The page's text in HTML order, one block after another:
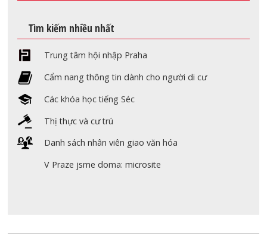
Tìm kiếm nhiều nhất
Trung tâm hội nhập Praha
Cẩm nang thông tin dành cho người di cư
Các khóa học tiếng Séc
Thị thực và cư trú
Danh sách nhân viên giao văn hóa
V Praze jsme doma: microsite